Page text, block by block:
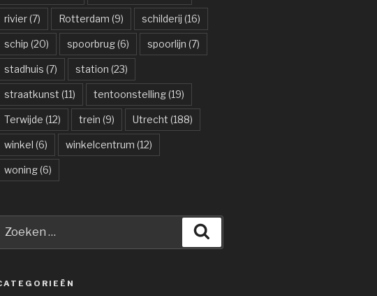
rivier(7) Rotterdam (9) schilderij (16)
schip (20) spoorbrug(6) spoorlijn (7)
stadhuis (7) station (23)
straatkunst (11) tentoonstelling(19)
Terwijde (12) trein (9) Utrecht (188)
winkel (6) winkelcentrum (12)
woning(6)
naar: